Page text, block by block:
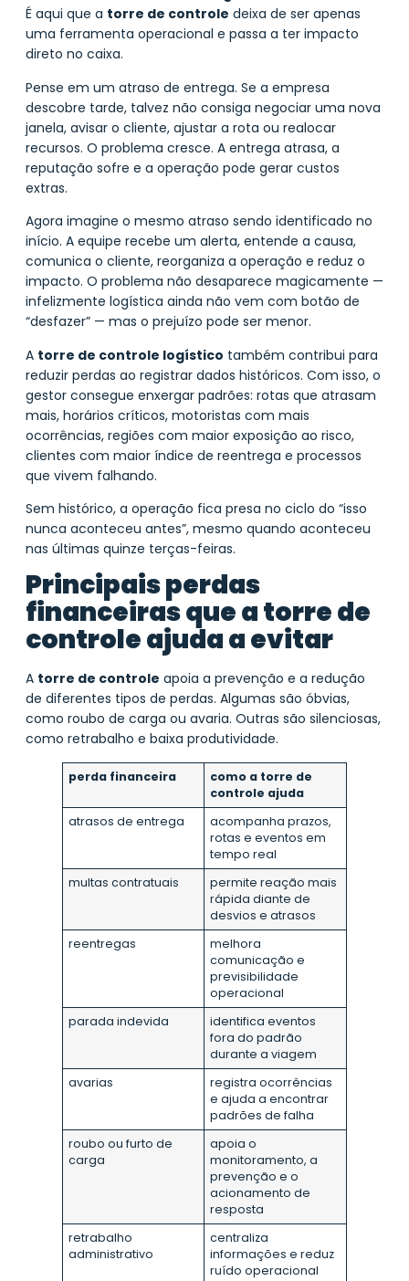
É aqui que a torre de controle deixa de ser apenas
uma ferramenta operacional e passa a ter impacto
direto no caixa.
Pense em um atraso de entrega. Se a empresa
descobre tarde, talvez não consiga negociar uma nova
janela, avisar o cliente, ajustar a rota ou realocar
recursos. O problema cresce. A entrega atrasa, a
reputação sofre e a operação pode gerar custos
extras.
Agora imagine o mesmo atraso sendo identificado no
início. A equipe recebe um alerta, entende a causa,
comunica o cliente, reorganiza a operação e reduz o
impacto. O problema não desaparece magicamente —
infelizmente logística ainda não vem com botão de
“desfazer” — mas o prejuízo pode ser menor.
A torre de controle logístico também contribui para
reduzir perdas ao registrar dados históricos. Com isso, o
gestor consegue enxergar padrões: rotas que atrasam
mais, horários críticos, motoristas com mais
ocorrências, regiões com maior exposição ao risco,
clientes com maior índice de reentrega e processos
que vivem falhando.
Sem histórico, a operação fica presa no ciclo do “isso
nunca aconteceu antes”, mesmo quando aconteceu
nas últimas quinze terças-feiras.
Principais perdas
financeiras que a torre de
controle ajuda a evitar
A torre de controle apoia a prevenção e a redução
de diferentes tipos de perdas. Algumas são óbvias,
como roubo de carga ou avaria. Outras são silenciosas,
como retrabalho e baixa produtividade.
perda financeira
como a torre de
controle ajuda
atrasos de entrega
acompanha prazos,
rotas e eventos em
tempo real
multas contratuais
permite reação mais
rápida diante de
desvios e atrasos
reentregas
melhora
comunicação e
previsibilidade
operacional
parada indevida
identifica eventos
fora do padrão
durante a viagem
avarias
registra ocorrências
e ajuda a encontrar
padrões de falha
roubo ou furto de
carga
apoia o
monitoramento, a
prevenção e o
acionamento de
resposta
retrabalho
administrativo
centraliza
informações e reduz
ruído operacional